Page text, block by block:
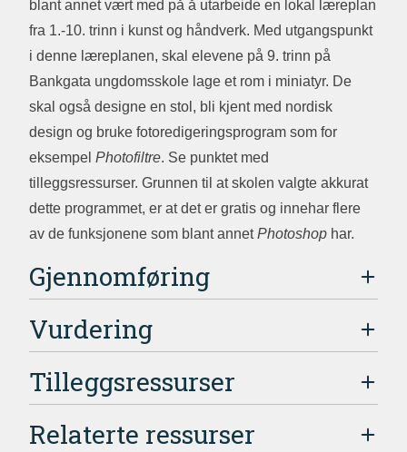
blant annet vært med på å utarbeide en lokal læreplan
fra 1.-10. trinn i kunst og håndverk. Med utgangspunkt
i denne læreplanen, skal elevene på 9. trinn på
Bankgata ungdomsskole lage et rom i miniatyr. De
skal også designe en stol, bli kjent med nordisk
design og bruke fotoredigeringsprogram som for
eksempel Photofiltre. Se punktet med
tilleggsressurser. Grunnen til at skolen valgte akkurat
dette programmet, er at det er gratis og innehar flere
av de funksjonene som blant annetPhotoshop har.
Gjennomføring
Vurdering
Tilleggsressurser
Relaterte ressurser